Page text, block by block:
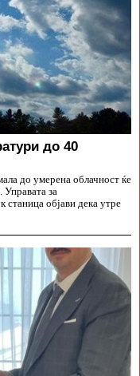
до 40
до умерена облачност ќе
Управата за
станица објави дека утре